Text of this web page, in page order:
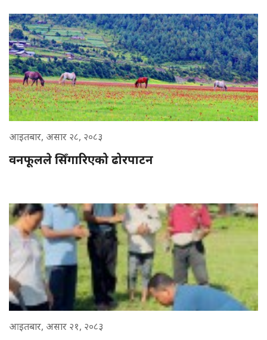
आइतबार, असार २८, २०८३
वनफूलले सिँगारिएको ढोरपाटन
आइतबार, असार २१, २०८३